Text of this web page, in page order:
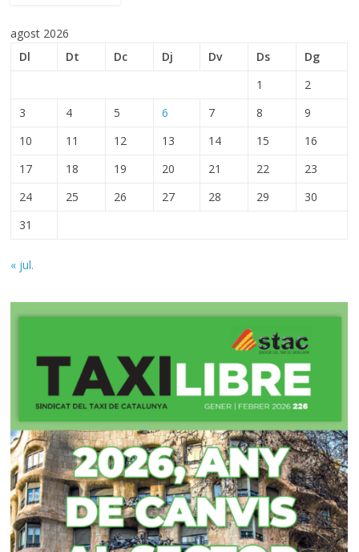
agost 2026
Dl
Dt Dc Dj Dv Ds
Dg
1
2
3
4 5 6 7 8
9
10
11 12 13 14 15
16
17
18 19 20 21 22
23
24
25 26 27 28 29
30
31
« jul.